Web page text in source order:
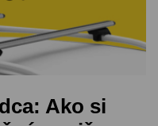
Ako si